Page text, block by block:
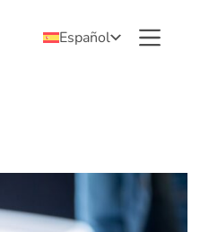
Español